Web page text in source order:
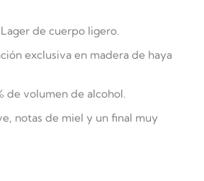
de cuerpo ligero.
exclusiva en madera de haya
de volumen de alcohol.
notas de miel y un final muy